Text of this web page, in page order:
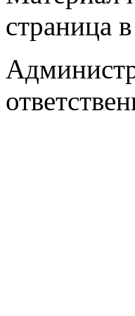
страница